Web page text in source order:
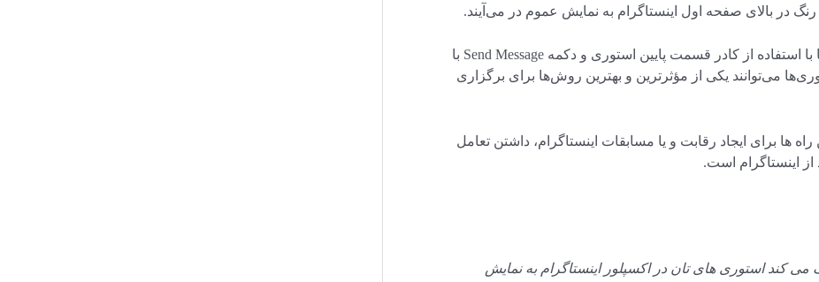
در بالای صفحه اول اینستاگرام به نمایش عموم در می‌آیند.
فالوورهای شما می‌توانند پس از دیدن استوری‌های شما با استفاده از کادر قسمت پایین استوری و دکمه Send Message با
می‌توانند یکی از مؤثرترین و بهترین روش‌ها برای برگزاری
ها برای ایجاد رقابت و یا مسابقات اینستاگرام، داشتن تعامل
اینستاگرام است.
کند استوری های تان در اکسپلور اینستاگرام به نمایش